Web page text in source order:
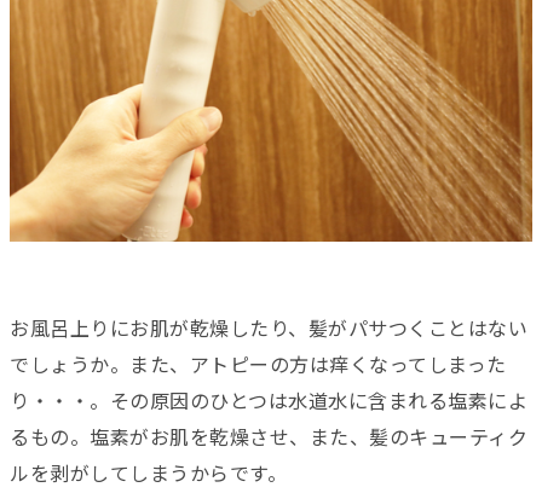
お風呂上りにお肌が乾燥したり、髪がパサつくことはない
でしょうか。また、アトピーの方は痒くなってしまった
り・・・。その原因のひとつは水道水に含まれる塩素によ
るもの。塩素がお肌を乾燥させ、また、髪のキューティク
ルを剥がしてしまうからです。